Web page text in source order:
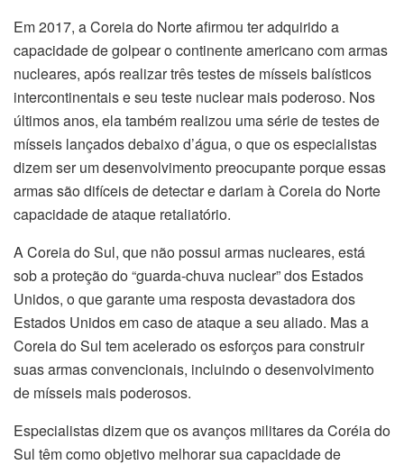
Em 2017, a Coreia do Norte afirmou ter adquirido a
capacidade de golpear o continente americano com armas
nucleares, após realizar três testes de mísseis balísticos
intercontinentais e seu teste nuclear mais poderoso. Nos
últimos anos, ela também realizou uma série de testes de
mísseis lançados debaixo d’água, o que os especialistas
dizem ser um desenvolvimento preocupante porque essas
armas são difíceis de detectar e dariam à Coreia do Norte
capacidade de ataque retaliatório.
A Coreia do Sul, que não possui armas nucleares, está
sob a proteção do “guarda-chuva nuclear” dos Estados
Unidos, o que garante uma resposta devastadora dos
Estados Unidos em caso de ataque a seu aliado. Mas a
Coreia do Sul tem acelerado os esforços para construir
suas armas convencionais, incluindo o desenvolvimento
de mísseis mais poderosos.
Especialistas dizem que os avanços militares da Coréia do
Sul têm como objetivo melhorar sua capacidade de